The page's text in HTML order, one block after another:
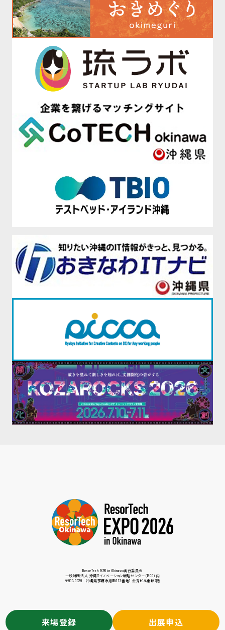
来場登録 出展申込
ResorTech EXPO in Okinawa実行委員会
一般財団法人 沖縄ITイノベーション戦略センター（ISCO）内
〒900-0029 沖縄県那覇市旭町112番地1 金秀ビル東館2階